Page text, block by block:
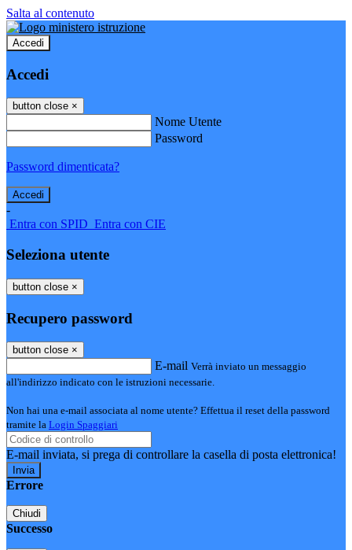
Salta al contenuto
Accedi
Accedi
button close ×
Nome Utente
Password
Password dimenticata?
-
Entra con SPID Entra con CIE
Seleziona utente
button close ×
Recupero password
button close ×
E-mail Verrà inviato un messaggio
all'indirizzo indicato con le istruzioni necessarie.
Non hai una e-mail associata al nome utente? Effettua il reset della password
tramite la Login Spaggiari
E-mail inviata, si prega di controllare la casella di posta elettronica!
Errore
Chiudi
Successo